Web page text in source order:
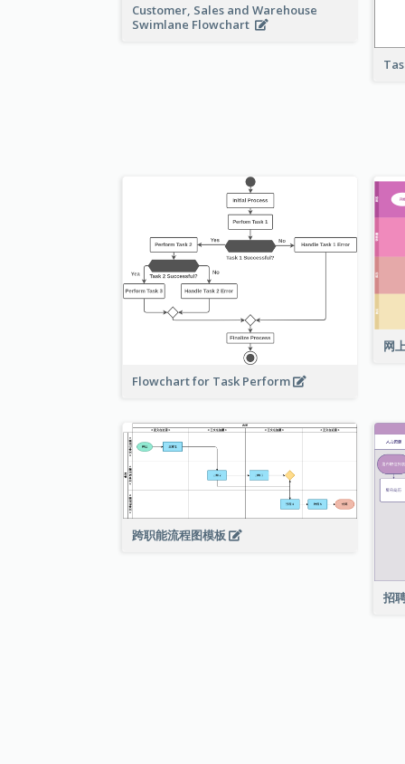
Customer, Sales and Warehouse
Swimlane Flowchart
Flowchart for Task Perform
网
跨职能流程图模板
招